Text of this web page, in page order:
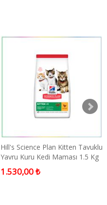
Hill's Science Plan Kitten Tavuklu
Yavru Kuru Kedi Maması 1.5 Kg
1.530,00 ₺